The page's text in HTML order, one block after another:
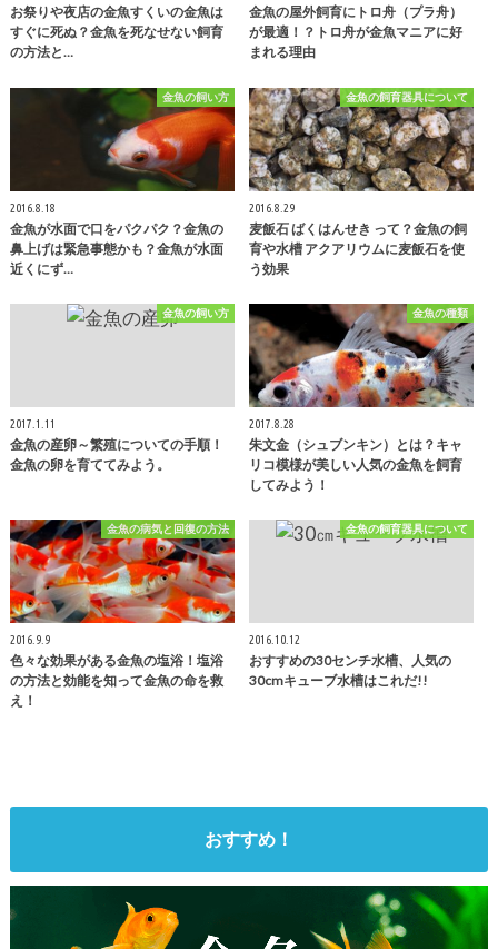
お祭りや夜店の金魚すくいの金魚は
すぐに死ぬ？金魚を死なせない飼育
の方法と…
金魚の屋外飼育にトロ舟（プラ舟）
が最適！？トロ舟が金魚マニアに好
まれる理由
金魚の飼い方
2016.8.18
金魚が水面で口をパクパク？金魚の
鼻上げは緊急事態かも？金魚が水面
近くにず…
金魚の飼育器具について
2016.8.29
麦飯石 ばくはんせき って？金魚の飼
育や水槽 アクアリウムに麦飯石を使
う効果
金魚の飼い方
2017.1.11
金魚の産卵～繁殖についての手順！
金魚の卵を育ててみよう。
金魚の種類
2017.8.28
朱文金（シュブンキン）とは？キャ
リコ模様が美しい人気の金魚を飼育
してみよう！
金魚の病気と回復の方法
2016.9.9
色々な効果がある金魚の塩浴！塩浴
の方法と効能を知って金魚の命を救
え！
金魚の飼育器具について
2016.10.12
おすすめの30センチ水槽、人気の
30cmキューブ水槽はこれだ!!
おすすめ！